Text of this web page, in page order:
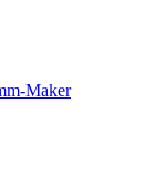
Maker